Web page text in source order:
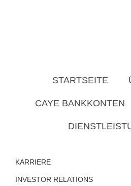
STARTSEITE
CAYE BANKKONTEN
KARRIERE
INVESTOR RELATIONS